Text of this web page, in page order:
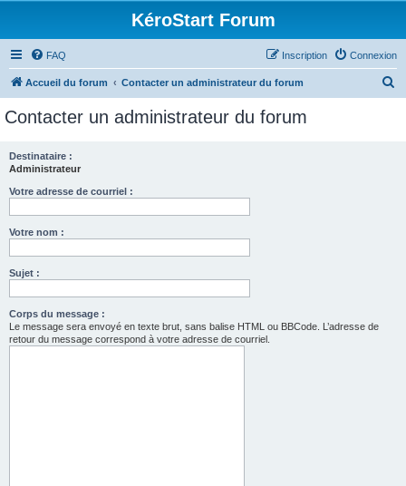
KéroStart Forum
FAQ Connexion
Inscription
Accueil du forum Contacter un administrateur du forum
Contacter un administrateur du forum
Destinataire :
Administrateur
Votre adresse de courriel :
Votre nom :
Sujet :
Corps du message :
Le message sera envoyé en texte brut, sans balise HTML ou BBCode. L’adresse de
retour du message correspond à votre adresse de courriel.